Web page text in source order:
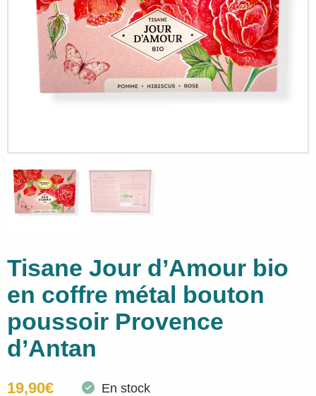
Tisane Jour d’Amour bio
en coffre métal bouton
poussoir Provence
d’Antan
19,90€ En stock